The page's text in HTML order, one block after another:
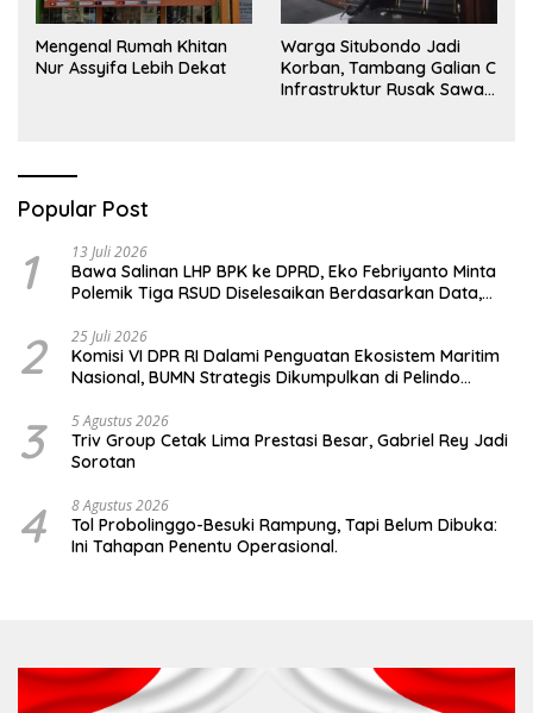
Mengenal Rumah Khitan
Nur Assyifa Lebih Dekat
Warga Situbondo Jadi
Korban, Tambang Galian C
Infrastruktur Rusak Sawah
Popular Post
1 13 Juli 2026
Bawa Salinan LHP BPK ke DPRD, Eko Febriyanto Minta
Polemik Tiga RSUD Diselesaikan Berdasarkan Data,
2 25 Juli 2026
Komisi VI DPR RI Dalami Penguatan Ekosistem Maritim
Nasional, BUMN Strategis Dikumpulkan di Pelindo
3 5 Agustus 2026
Triv Group Cetak Lima Prestasi Besar, Gabriel Rey Jadi
Sorotan
4 8 Agustus 2026
Tol Probolinggo-Besuki Rampung, Tapi Belum Dibuka:
Ini Tahapan Penentu Operasional.